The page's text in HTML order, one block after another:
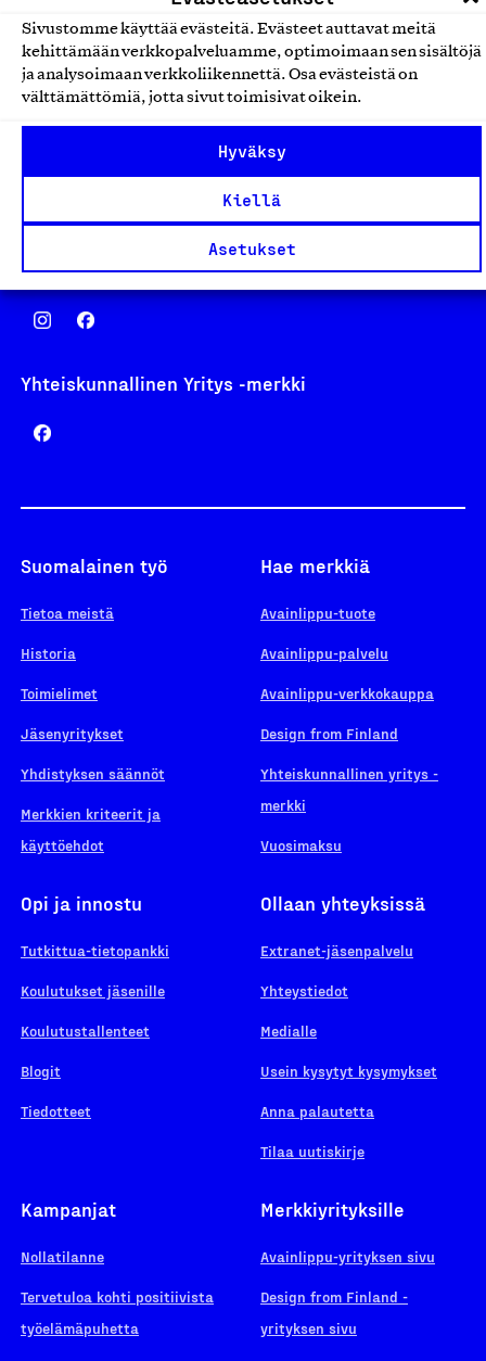
Sivustomme käyttää evästeitä. Evästeet auttavat meitä
kehittämään verkkopalveluamme, optimoimaan sen sisältöjä
ja analysoimaan verkkoliikennettä. Osa evästeistä on
välttämättömiä, jotta sivut toimisivat oikein.
Hyväksy
Kiellä
Asetukset
asiakaspalvelu@suomalainentyo.fi
laskutus@suomalainentyo.fi
Design From Finland
Yhteiskunnallinen Yritys -merkki
Suomalainen työ
Tietoa meistä
Historia
Toimielimet
Jäsenyritykset
Yhdistyksen säännöt
Merkkien kriteerit ja
käyttöehdot
Hae merkkiä
Avainlippu-tuote
Avainlippu-palvelu
Avainlippu-verkkokauppa
Design from Finland
Yhteiskunnallinen yritys -
merkki
Vuosimaksu
Opi ja innostu
Tutkittua-tietopankki
Koulutukset jäsenille
Koulutustallenteet
Blogit
Tiedotteet
Ollaan yhteyksissä
Extranet-jäsenpalvelu
Yhteystiedot
Medialle
Usein kysytyt kysymykset
Anna palautetta
Tilaa uutiskirje
Kampanjat
Nollatilanne
Tervetuloa kohti positiivista
työelämäpuhetta
Merkkiyrityksille
Avainlippu-yrityksen sivu
Design from Finland -
yrityksen sivu